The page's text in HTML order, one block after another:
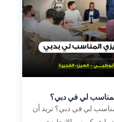
لي في دبي؟
لي في دبي؟ تريد أن